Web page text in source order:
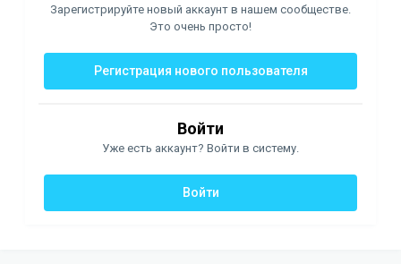
Зарегистрируйте новый аккаунт в нашем сообществе.
Это очень просто!
Регистрация нового пользователя
Войти
Уже есть аккаунт? Войти в систему.
Войти